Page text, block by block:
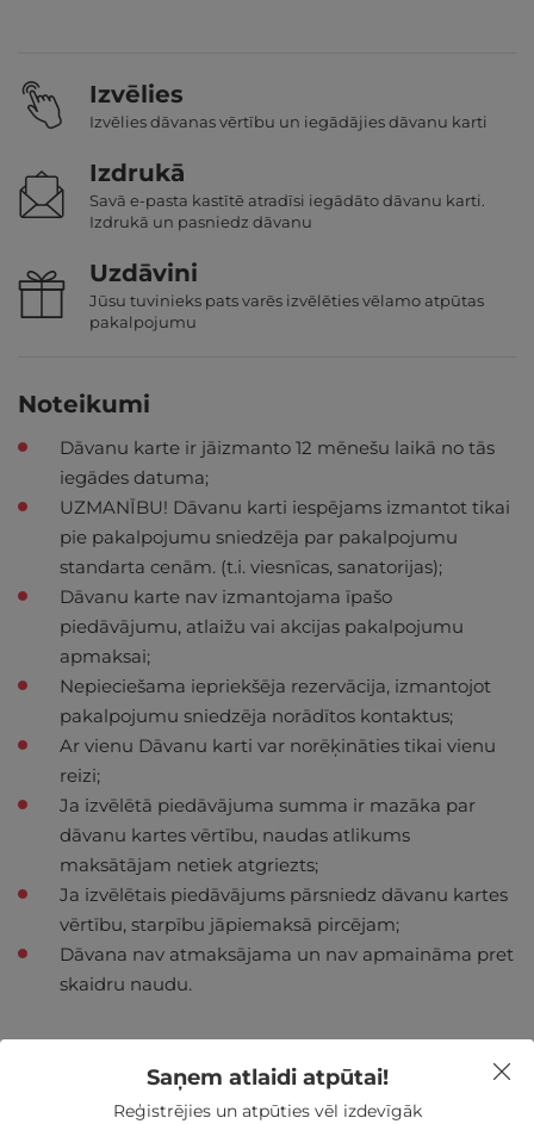
Izvēlies
Izvēlies dāvanas vērtību un iegādājies dāvanu karti
Izdrukā
Savā e-pasta kastītē atradīsi iegādāto dāvanu karti.
Izdrukā un pasniedz dāvanu
Uzdāvini
Jūsu tuvinieks pats varēs izvēlēties vēlamo atpūtas
pakalpojumu
Noteikumi
Dāvanu karte ir jāizmanto 12 mēnešu laikā no tās
iegādes datuma;
UZMANĪBU! Dāvanu karti iespējams izmantot tikai
pie pakalpojumu sniedzēja par pakalpojumu
standarta cenām. (t.i. viesnīcas, sanatorijas);
Dāvanu karte nav izmantojama īpašo
piedāvājumu, atlaižu vai akcijas pakalpojumu
apmaksai;
Nepieciešama iepriekšēja rezervācija, izmantojot
pakalpojumu sniedzēja norādītos kontaktus;
Ar vienu Dāvanu karti var norēķināties tikai vienu
reizi;
Ja izvēlētā piedāvājuma summa ir mazāka par
dāvanu kartes vērtību, naudas atlikums
maksātājam netiek atgriezts;
Ja izvēlētais piedāvājums pārsniedz dāvanu kartes
vērtību, starpību jāpiemaksā pircējam;
Dāvana nav atmaksājama un nav apmaināma pret
skaidru naudu.
Saņem atlaidi atpūtai!
Reģistrējies un atpūties vēl izdevīgāk